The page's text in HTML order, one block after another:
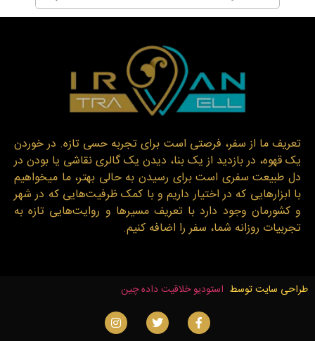
تعریف ما از سفر، فرصتی است برای تجربه حسی تازه. در خوردن
یک قهوه، در بازدید از یک بنا، دیدن یک گالری نقاشی یا بودن در
دل طبیعت سفری است برای رسیدن به حالی بهتر، ما میخواهیم
با ابزارهایی که در اختیار داریم و با کمک ظرفیت‌هایی که در شهر
و کشورمان وجود دارد با تعریف مسیرها و روایت‌هایی تازه به
تجربیات روزانه شما، سفر را اضافه کنیم.
طراحی سایت توسط استودیو خلاقیت داده چین